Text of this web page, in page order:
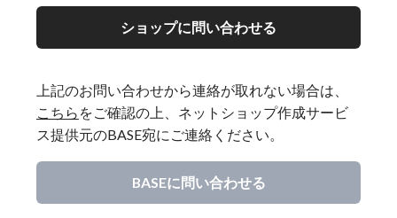
ショップに問い合わせる
上記のお問い合わせから連絡が取れない場合は、
こちら をご確認の上、ネットショップ作成サービ
ス提供元のBASE宛にご連絡ください。
BASEに問い合わせる